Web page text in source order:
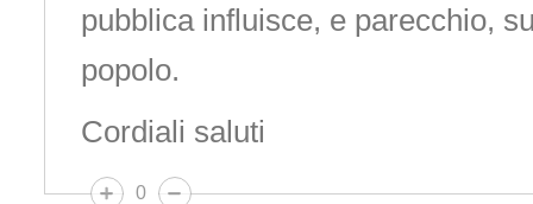
pubblica influisce, e parecchio,
popolo.
Cordiali saluti
0